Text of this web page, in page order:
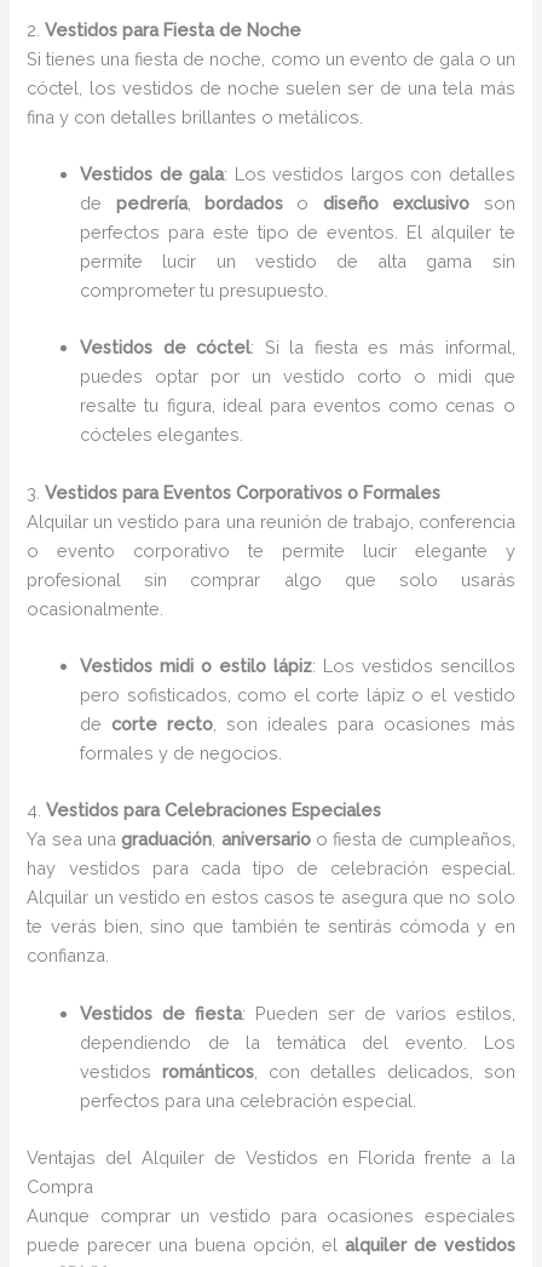
2.Vestidos para Fiesta de Noche
Si tienes una fiesta de noche, como un evento de gala o un
cóctel, los vestidos de noche suelen ser de una tela más
fina y con detalles brillantes o metálicos.
Vestidos de gala: Los vestidos largos con detalles
de pedrería, bordados o diseño exclusivo son
perfectos para este tipo de eventos. El alquiler te
permite lucir un vestido de alta gama sin
comprometer tu presupuesto.
Vestidos de cóctel: Si la fiesta es más informal,
puedes optar por un vestido corto o midi que
resalte tu figura, ideal para eventos como cenas o
cócteles elegantes.
3.Vestidos para Eventos Corporativos o Formales
Alquilar un vestido para una reunión de trabajo, conferencia
o evento corporativo te permite lucir elegante y
profesional sin comprar algo que solo usarás
ocasionalmente.
Vestidos midi o estilo lápiz: Los vestidos sencillos
pero sofisticados, como el corte lápiz o el vestido
decorte recto , son ideales para ocasiones más
formales y de negocios.
4.Vestidos para Celebraciones Especiales
Ya sea unagraduación aniversarioo fiesta de cumpleaños,
hay vestidos para cada tipo de celebración especial.
Alquilar un vestido en estos casos te asegura que no solo
te verás bien, sino que también te sentirás cómoda y en
confianza.
Vestidos de fiesta: Pueden ser de varios estilos,
dependiendo de la temática del evento. Los
vestidos románticos, con detalles delicados, son
perfectos para una celebración especial.
Ventajas del Alquiler de Vestidos en Florida frente a la
Compra
Aunque comprar un vestido para ocasiones especiales
puede parecer una buena opción, el alquiler de vestidos